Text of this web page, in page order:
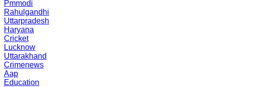
Pmmodi
Rahulgandhi
Uttarpradesh
Haryana
Cricket
Lucknow
Uttarakhand
Crimenews
Aap
Education